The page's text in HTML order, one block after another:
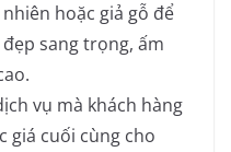
hoặc giả gỗ để
sang trọng, ấm
vụ mà khách hàng
giá cuối cùng cho